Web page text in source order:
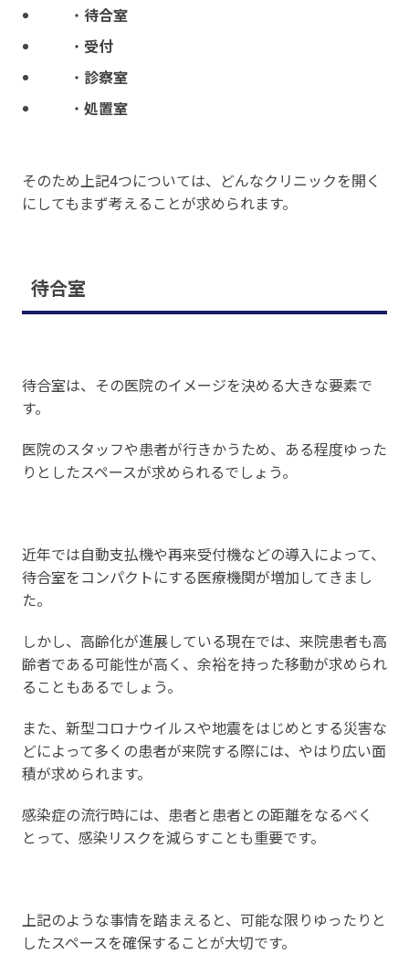
・ 待合室
・ 受付
・ 診察室
・ 処置室
そのため上記4つについては、どんなクリニックを開く
にしてもまず考えることが求められます。
待合室
待合室は、その医院のイメージを決める大きな要素で
す。
医院のスタッフや患者が行きかうため、ある程度ゆった
りとしたスペースが求められるでしょう。
近年では自動支払機や再来受付機などの導入によって、
待合室をコンパクトにする医療機関が増加してきまし
た。
しかし、高齢化が進展している現在では、来院患者も高
齢者である可能性が高く、余裕を持った移動が求められ
ることもあるでしょう。
また、新型コロナウイルスや地震をはじめとする災害な
どによって多くの患者が来院する際には、やはり広い面
積が求められます。
感染症の流行時には、患者と患者との距離をなるべく
とって、感染リスクを減らすことも重要です。
上記のような事情を踏まえると、可能な限りゆったりと
したスペースを確保することが大切です。